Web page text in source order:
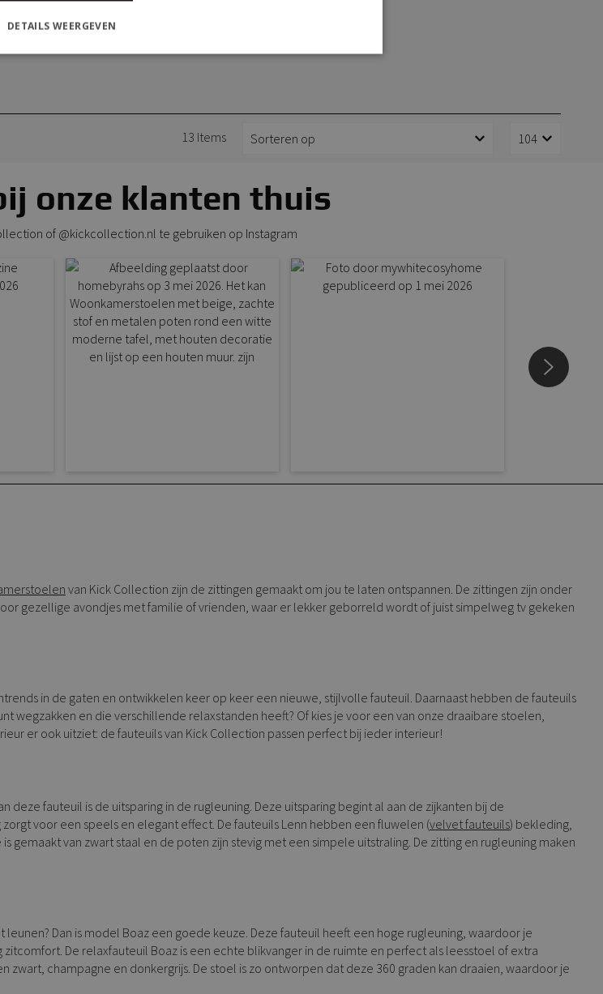
13 Items
onze klanten thuis
of @kickcollection.nl te gebruiken op Instagram
van Kick Collection zijn de zittingen gemaakt om jou te laten ontspannen. De zittingen zijn onder
gezellige avondjes met familie of vrienden, waar er lekker geborreld wordt of juist simpelweg tv gekeken
in de gaten en ontwikkelen keer op keer een nieuwe, stijlvolle fauteuil. Daarnaast hebben de fauteuils
en die verschillende relaxstanden heeft? Of kies je voor een van onze draaibare stoelen,
er ook uitziet: de fauteuils van Kick Collection passen perfect bij ieder interieur!
fauteuil is de uitsparing in de rugleuning. Deze uitsparing begint al aan de zijkanten bij de
voor een speels en elegant effect. De fauteuils Lenn hebben een fluwelen (velvet fauteuils) bekleding,
van zwart staal en de poten zijn stevig met een simpele uitstraling. De zitting en rugleuning maken
Dan is model Boaz een goede keuze. Deze fauteuil heeft een hoge rugleuning, waardoor je
De relaxfauteuil Boaz is een echte blikvanger in de ruimte en perfect als leesstoel of extra
zwart, champagne en donkergrijs. De stoel is zo ontworpen dat deze 360 graden kan draaien, waardoor je
DETAILS WEERGEVEN